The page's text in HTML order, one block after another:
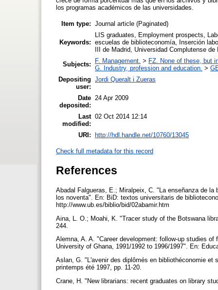
los programas académicos de las universidades.
Item type: Journal article (Paginated)
Keywords:
LIS graduates, Employment prospects,
escuelas de biblioteconomía, Inserción
III de Madrid, Universidad Complutense de
Subjects:
F. Management. > FZ. None of these, but
G. Industry, profession and education. >
Depositing
user:
Jordi Queralt i Zueras
Date
deposited:
24 Apr 2009
Last
modified:
02 Oct 2014 12:14
URI: http://hdl.handle.net/10760/13045
Check full metadata for this record
References
Abadal Falgueras, E.; Miralpeix, C. "La enseñanza de
los noventa". En: BiD: textos universitaris de
http://www.ub.es/biblio/bid/02abamir.htm
Aina, L. O.; Moahi, K. "Tracer study of the Botswana
244.
Alemna, A. A. "Career development: follow-up studies
University of Ghana, 1991/1992 to 1996/1997". En:
Aslan, G. "L'avenir des diplômés en bibliothéconomie
printemps été 1997, pp. 11-20.
Crane, H. "New librarians: recent graduates on library